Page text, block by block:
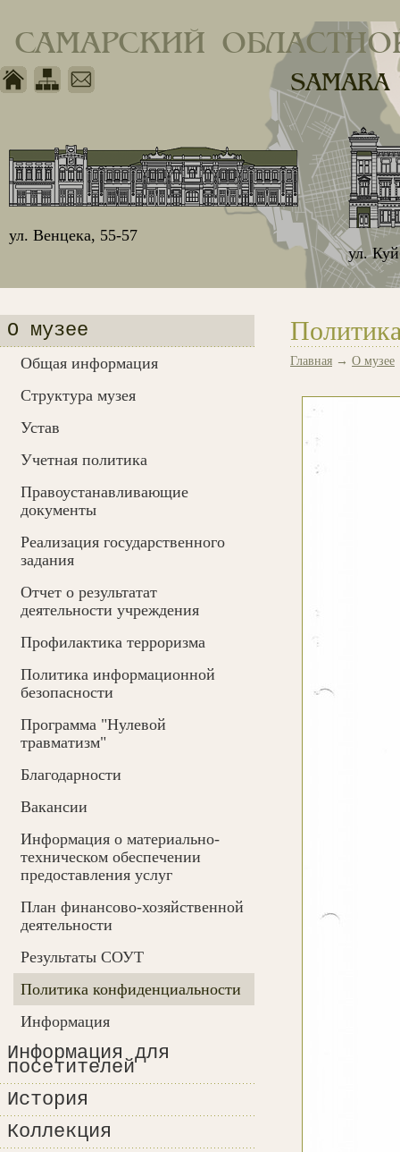
САМАРСКИЙ
ул.
ул. Венцека, 55-57
О музее
Общая информация
Структура музея
Устав
Учетная политика
Правоустанавливающие
документы
Реализация государственного
задания
Отчет о результатат
деятельности учреждения
Профилактика терроризма
Политика информационной
безопасности
Программа "Нулевой
травматизм"
Благодарности
Вакансии
Информация о материально-
техническом обеспечении
предоставления услуг
План финансово-хозяйственной
деятельности
Результаты СОУТ
Политика конфиденциальности
Информация
Информация для
посетителей
История
Коллекция
Главная → О музее